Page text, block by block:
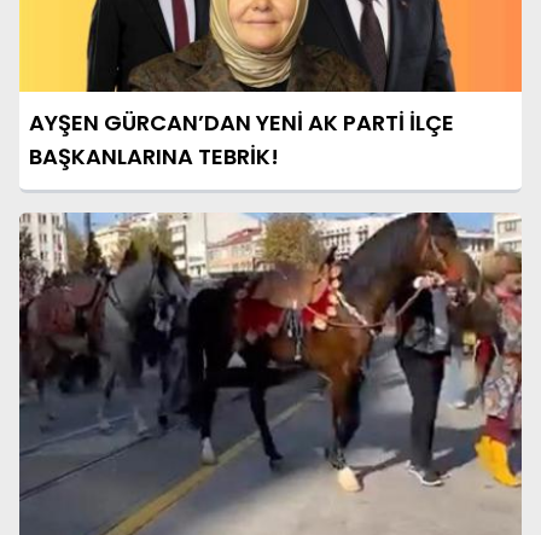
AYŞEN GÜRCAN’DAN YENİ AK PARTİ İLÇE
BAŞKANLARINA TEBRİK!